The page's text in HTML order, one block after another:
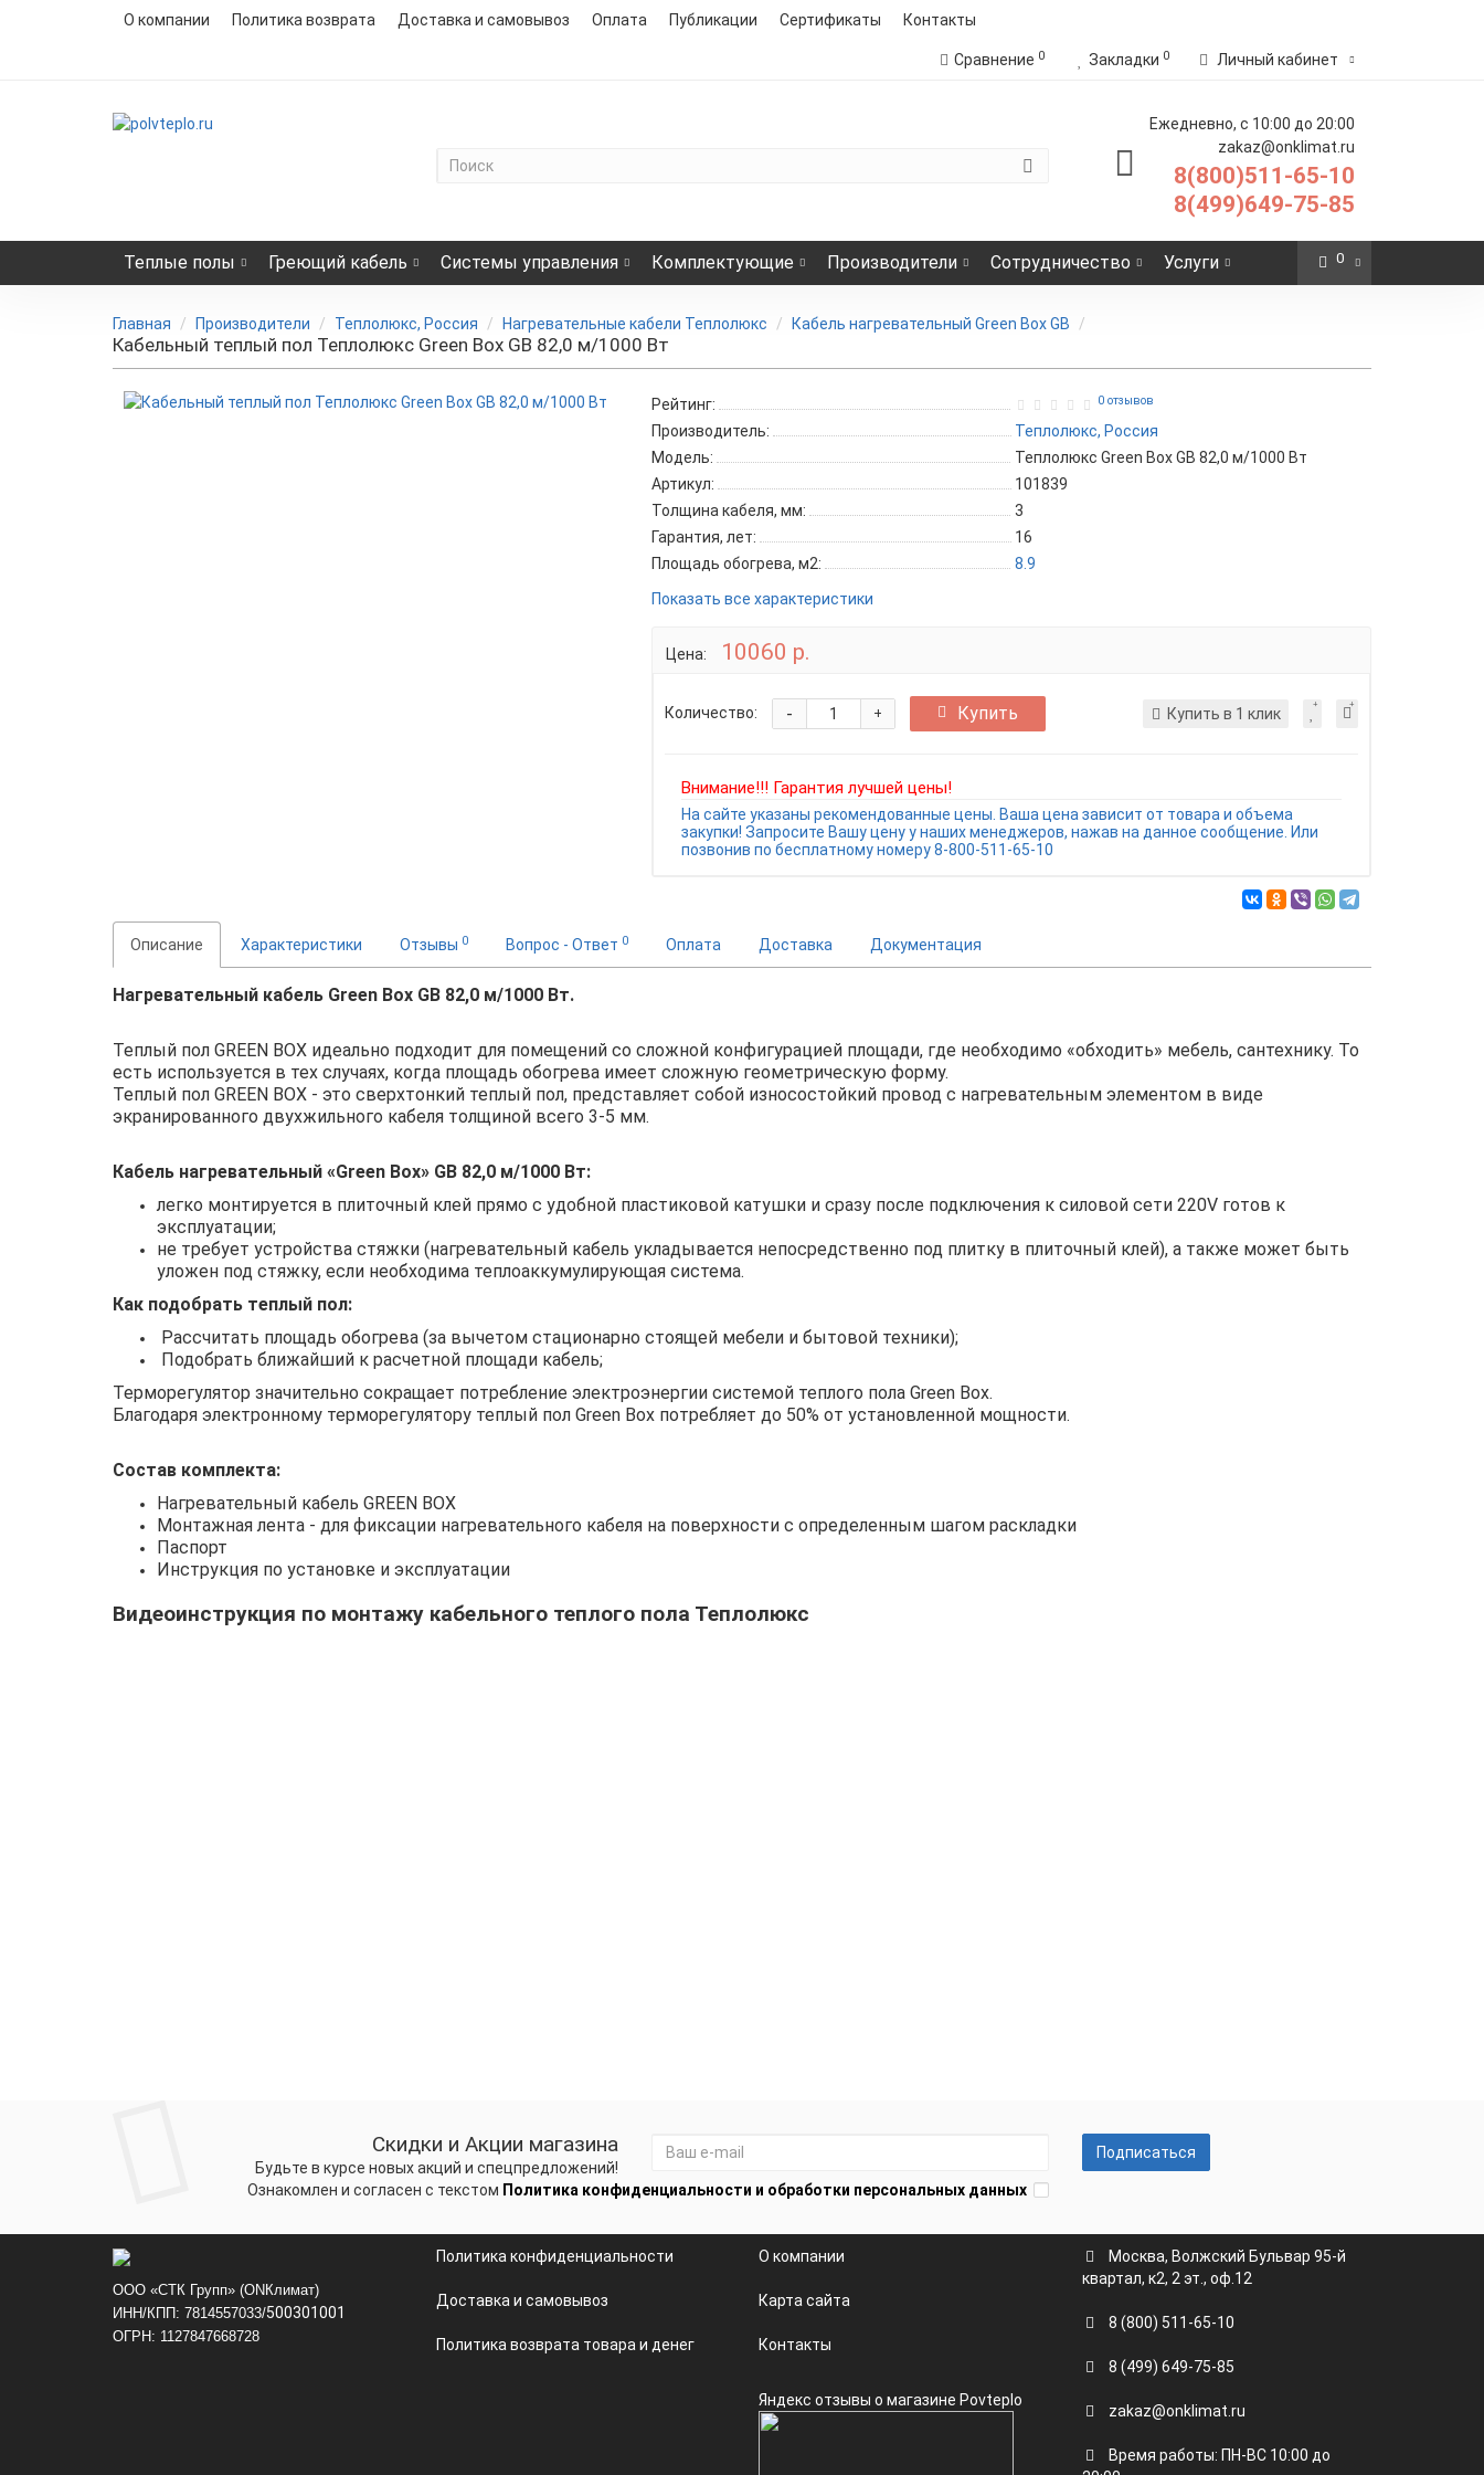
О компании Политика возврата Доставка и самовывоз Оплата Публикации Сертификаты Контакты
Сравнение 0 Закладки 0 Личный кабинет
Ежедневно, с 10:00 до 20:00
zakaz@onklimat.ru
8(800)511-65-10
8(499)649-75-85
Теплые полы Греющий кабель Системы управления Комплектующие Производители Сотрудничество Услуги 0
Главная Производители Теплолюкс, Россия Нагревательные кабели Теплолюкс Кабель нагревательный Green Box GB
Кабельный теплый пол Теплолюкс Green Box GB 82,0 м/1000 Вт
Рейтинг: 0 отзывов
Производитель:
Теплолюкс, Россия
Модель:
Теплолюкс Green Box GB 82,0 м/1000 Вт
Артикул:
101839
Толщина кабеля, мм:
3
Гарантия, лет:
16
Площадь обогрева, м2:
8.9
Показать все характеристики
Цена: 10060 р.
Количество: +
- Купить Купить в 1 клик
Внимание!!! Гарантия лучшей цены!
На сайте указаны рекомендованные цены. Ваша цена зависит от товара и объема
закупки! Запросите Вашу цену у наших менеджеров, нажав на данное сообщение. Или
позвонив по бесплатному номеру 8-800-511-65-10
Описание Характеристики Отзывы 0 Вопрос - Ответ 0 Оплата Доставка Документация
Нагревательный кабель Green Box GB 82,0 м/1000 Вт.
Теплый пол GREEN BOX идеально подходит для помещений со сложной конфигурацией площади, где необходимо «обходить» мебель, сантехнику. То
есть используется в тех случаях, когда площадь обогрева имеет сложную геометрическую форму.
Теплый пол GREEN BOX - это сверхтонкий теплый пол, представляет собой износостойкий провод с нагревательным элементом в виде
экранированного двухжильного кабеля толщиной всего 3-5 мм.
Кабель нагревательный «Green Box» GB 82,0 м/1000 Вт:
легко монтируется в плиточный клей прямо с удобной пластиковой катушки и сразу после подключения к силовой сети 220V готов к
эксплуатации;
не требует устройства стяжки (нагревательный кабель укладывается непосредственно под плитку в плиточный клей), а также может быть
уложен под стяжку, если необходима теплоаккумулирующая система.
Как подобрать теплый пол:
Рассчитать площадь обогрева (за вычетом стационарно стоящей мебели и бытовой техники);
Подобрать ближайший к расчетной площади кабель;
Терморегулятор значительно сокращает потребление электроэнергии системой теплого пола Green Box.
Благодаря электронному терморегулятору теплый пол Green Box потребляет до 50% от установленной мощности.
Состав комплекта:
Нагревательный кабель GREEN BOX
Монтажная лента - для фиксации нагревательного кабеля на поверхности с определенным шагом раскладки
Паспорт
Инструкция по установке и эксплуатации
Видеоинструкция по монтажу кабельного теплого пола Теплолюкс
Скидки и Акции магазина
Будьте в курсе новых акций и спецпредложений!
Подписаться
Ознакомлен и согласен с текстом Политика конфиденциальности и обработки персональных данных
ООО «СТК Групп» (ONКлимат)
ИНН/КПП: 7814557033/500301001
ОГРН: 1127847668728
Политика конфиденциальности
Доставка и самовывоз
Политика возврата товара и денег
О компании
Карта сайта
Контакты
Яндекс отзывы о магазине Povteplo
Москва, Волжский Бульвар 95-й
квартал, к2, 2 эт., оф.12
8 (800) 511-65-10
8 (499) 649-75-85
zakaz@onklimat.ru
Время работы: ПН-ВС 10:00 до